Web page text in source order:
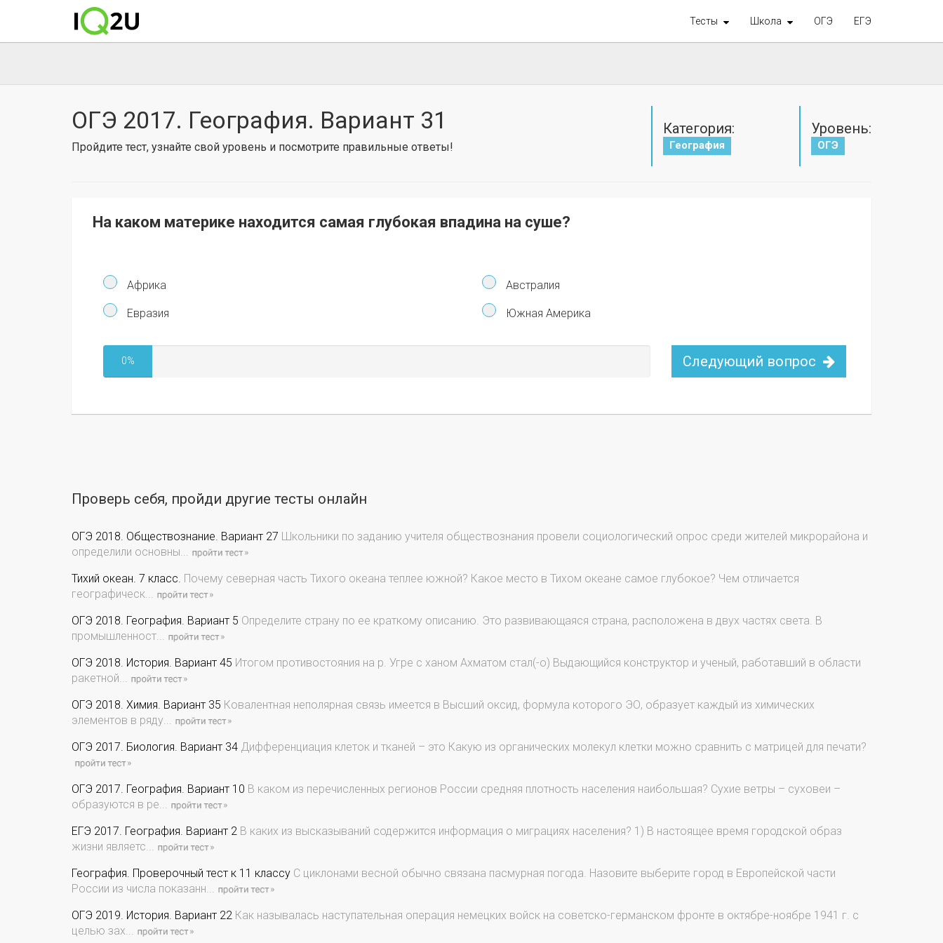
Тесты Школа ОГЭ ЕГЭ
ОГЭ 2017. География. Вариант 31
Пройдите тест, узнайте свой уровень и посмотрите правильные ответы!
Категория:
География
Уровень:
ОГЭ
На каком материке находится самая глубокая впадина на суше?
Африка Австралия
Евразия Южная Америка
0% Следующий вопрос
Проверь себя, пройди другие тесты онлайн
ОГЭ 2018. Обществознание. Вариант 27 Школьники по заданию учителя обществознания провели социологический опрос среди жителей микрорайона и
определили основны...
Тихий океан. 7 класс. Почему северная часть Тихого океана теплее южной? Какое место в Тихом океане самое глубокое? Чем отличается
географическ...
ОГЭ 2018. География. Вариант 5 Определите страну по ее краткому описанию. Это развивающаяся страна, расположена в двух частях света. В
промышленност...
ОГЭ 2018. История. Вариант 45 Итогом противостояния на р. Угре с ханом Ахматом стал(-о) Выдающийся конструктор и ученый, работавший в области
ракетной...
ОГЭ 2018. Химия. Вариант 35 Ковалентная неполярная связь имеется в Высший оксид, формула которого ЭО, образует каждый из химических
элементов в ряду...
ОГЭ 2017. Биология. Вариант 34 Дифференциация клеток и тканей – это Какую из органических молекул клетки можно сравнить с матрицей для печати?
ОГЭ 2017. География. Вариант 10 В каком из перечисленных регионов России средняя плотность населения наибольшая? Сухие ветры – суховеи –
образуются в ре...
ЕГЭ 2017. География. Вариант 2 В каких из высказываний содержится информация о миграциях населения? 1) В настоящее время городской образ
жизни являетс...
География. Проверочный тест к 11 классу С циклонами весной обычно связана пасмурная погода. Назовите выберите город в Европейской части
России из числа показанн...
ОГЭ 2019. История. Вариант 22 Как называлась наступательная операция немецких войск на советско-германском фронте в октябре-ноябре 1941 г. с
целью зах...